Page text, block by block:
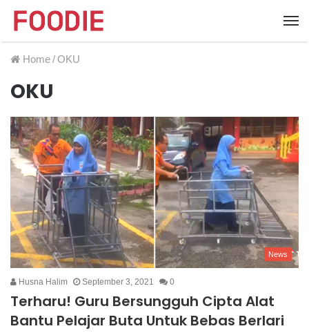
Home/OKU
OKU
News
Husna Halim September 3, 2021 0
Terharu! Guru Bersungguh Cipta Alat
Bantu Pelajar Buta Untuk Bebas Berlari